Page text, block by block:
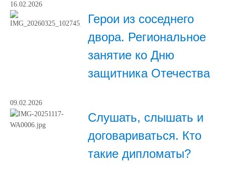
16.02.2026
Герои из соседнего
двора. Региональное
занятие ко Дню
защитника Отечества
09.02.2026
Слушать, слышать и
договариваться. Кто
такие дипломаты?